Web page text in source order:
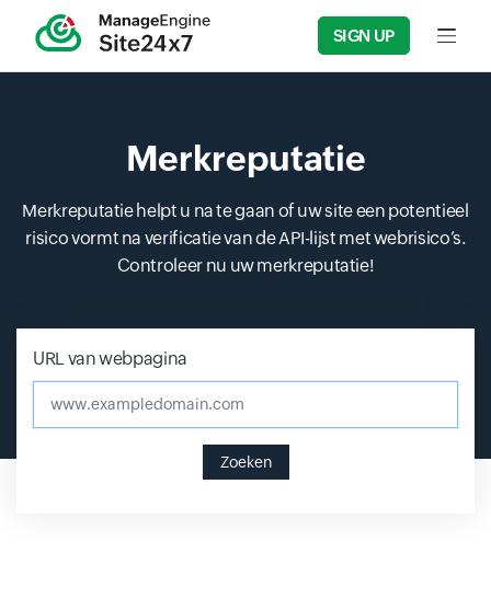
SIGN UP Input
Merkreputatie
Merkreputatie helpt u na te gaan of uw site een potentieel
risico vormt na verificatie van de API-lijst met webrisico’s.
Controleer nu uw merkreputatie!
URL van webpagina
Zoeken